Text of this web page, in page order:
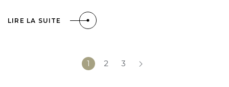
LIRE LA SUITE
1 2 3